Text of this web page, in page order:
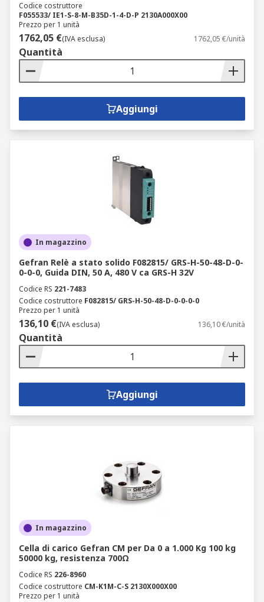
Codice costruttore
F055533/ IE1-S-8-M-B35D-1-4-D-P 2130A000X00
Prezzo per 1 unità
1762,05 €(IVA esclusa) 1762,05 €/unità
Quantità
Aggiungi
In magazzino
Gefran Relè a stato solido F082815/ GRS-H-50-48-D-0-
0-0-0, Guida DIN, 50 A, 480 V ca GRS-H 32V
Codice RS 221-7483
Codice costruttore F082815/ GRS-H-50-48-D-0-0-0-0
Prezzo per 1 unità
136,10 €(IVA esclusa) 136,10 €/unità
Quantità
Aggiungi
In magazzino
Cella di carico Gefran CM per Da 0 a 1.000 Kg 100 kg
50000 kg, resistenza 700Ω
Codice RS 226-8960
Codice costruttore CM-K1M-C-S 2130X000X00
Prezzo per 1 unità